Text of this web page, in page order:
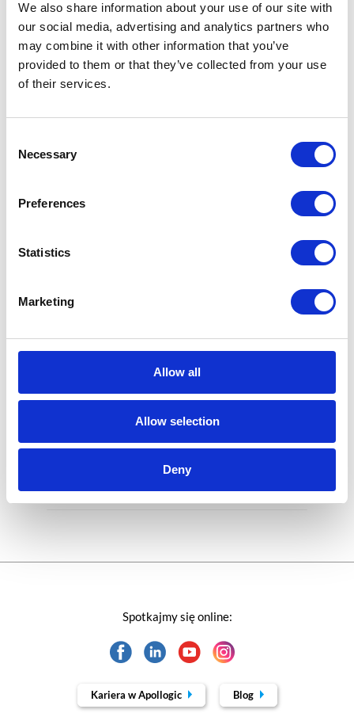
We also share information about your use of our site with
our social media, advertising and analytics partners who
may combine it with other information that you’ve
provided to them or that they’ve collected from your use
of their services.
Selection
Necessary
Preferences
Statistics
Marketing
Allow all
Allow selection
Deny
Inicjatywy pracowników
Low-code&no-code
Porady karierowe
Rozwiązania Microsoft
Trendy w SAP-ie
Webinar
Spotkajmy się online:
Kariera w Apollogic Blog